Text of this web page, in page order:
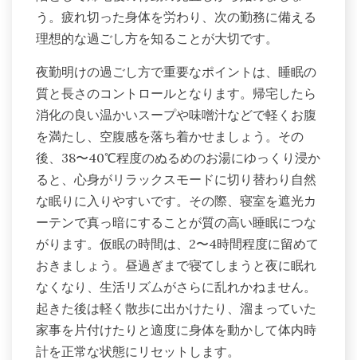
う。疲れ切った身体を労わり、次の勤務に備える
理想的な過ごし方を知ることが大切です。
夜勤明けの過ごし方で重要なポイントは、睡眠の
質と長さのコントロールとなります。帰宅したら
消化の良い温かいスープや味噌汁などで軽くお腹
を満たし、空腹感を落ち着かせましょう。その
後、38〜40℃程度のぬるめのお湯にゆっくり浸か
ると、心身がリラックスモードに切り替わり自然
な眠りに入りやすいです。その際、寝室を遮光カ
ーテンで真っ暗にすることが質の高い睡眠につな
がります。仮眠の時間は、2〜4時間程度に留めて
おきましょう。昼過ぎまで寝てしまうと夜に眠れ
なくなり、生活リズムがさらに乱れかねません。
起きた後は軽く散歩に出かけたり、溜まっていた
家事を片付けたりと適度に身体を動かして体内時
計を正常な状態にリセットします。